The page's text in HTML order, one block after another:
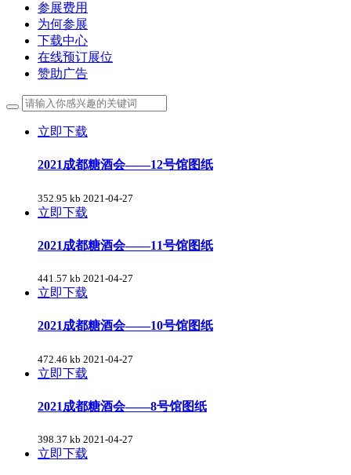
参展费用
为何参展
下载中心
在线预订展位
赞助广告
立即下载
2021成都糖酒会——12号馆图纸
352.95 kb 2021-04-27
立即下载
2021成都糖酒会——11号馆图纸
441.57 kb 2021-04-27
立即下载
2021成都糖酒会——10号馆图纸
472.46 kb 2021-04-27
立即下载
2021成都糖酒会——8号馆图纸
398.37 kb 2021-04-27
立即下载